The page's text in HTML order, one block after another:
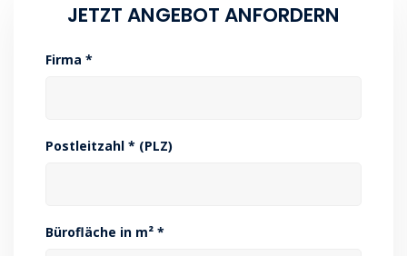
JETZT ANGEBOT ANFORDERN
Firma *
Postleitzahl * (PLZ)
Bürofläche in m² *